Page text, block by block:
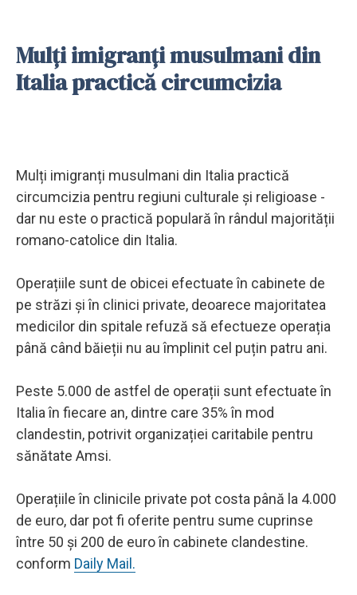
Mulți imigranți musulmani din
Italia practică circumcizia
Mulți imigranți musulmani din Italia practică
circumcizia pentru regiuni culturale și religioase -
dar nu este o practică populară în rândul majorității
romano-catolice din Italia.
Operațiile sunt de obicei efectuate în cabinete de
pe străzi și în clinici private, deoarece majoritatea
medicilor din spitale refuză să efectueze operația
până când băieții nu au împlinit cel puțin patru ani.
Peste 5.000 de astfel de operații sunt efectuate în
Italia în fiecare an, dintre care 35% în mod
clandestin, potrivit organizației caritabile pentru
sănătate Amsi.
Operațiile în clinicile private pot costa până la 4.000
de euro, dar pot fi oferite pentru sume cuprinse
între 50 și 200 de euro în cabinete clandestine.
conform Daily Mail.